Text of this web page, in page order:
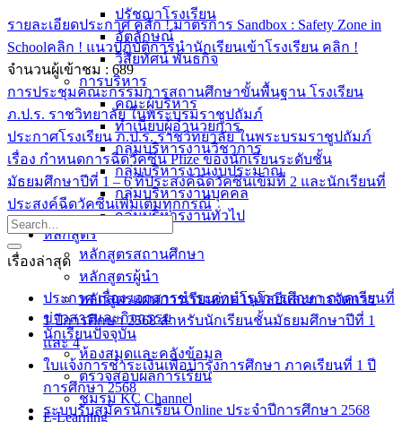
ปรัชญาโรงเรียน
อัตลักษณ์
วิสัยทัศน์ พันธกิจ
การบริหาร
คณะผู้บริหาร
ทำเนียบผู้อำนวยการ
กลุ่มบริหารงานวิชาการ
กลุ่มบริหารงานงบประมาณ
กลุ่มบริหารงานบุคคล
กลุ่มบริหารงานทั่วไป
หลักสูตร
หลักสูตรสถานศึกษา
หลักสูตรผู้นำ
หลักสูตรแผนการเรียนเทคโนโลยีและการจัดการ
ข่าวสารและกิจกรรม
นักเรียนปัจจุบัน
ห้องสมุดและคลังข้อมูล
ตรวจสอบผลการเรียน
ชมรม KC Channel
E-Learning
รายละเอียดประกาศ คลิก ! มาตรการ Sandbox : Safety Zone in
Schoolคลิก ! แนวปฏิบัติการนำนักเรียนเข้าโรงเรียน คลิก !
จำนวนผู้เข้าชม : 689
การประชุมคณะกรรมการสถานศึกษาขั้นพื้นฐาน โรงเรียน
ภ.ป.ร. ราชวิทยาลัย ในพระบรมราชูปถัมภ์
ประกาศโรงเรียน ภ.ป.ร. ราชวิทยาลัย ในพระบรมราชูปถัมภ์
เรื่อง กำหนดการฉีดวัคซีน Pfize ของนักเรียนระดับชั้น
มัธยมศึกษาปีที่ 1 – 6 ที่ประสงค์ฉีดวัคซีนเข็มที่ 2 และนักเรียนที่
ประสงค์ฉีดวัคซีนเพิ่มเติมทุกกรณี
เรื่องล่าสุด
ประกาศ เรื่อง เอกสารชำระค่าบำรุงการศึกษา ภาคเรียนที่
1 ปีการศึกษา 2568 สำหรับนักเรียนชั้นมัธยมศึกษาปีที่ 1
และ 4
ใบแจ้งการชำระเงินเพื่อบำรุงการศึกษา ภาคเรียนที่ 1 ปี
การศึกษา 2568
ระบบรับสมัครนักเรียน Online ประจำปีการศึกษา 2568